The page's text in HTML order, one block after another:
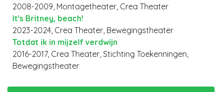
2008-2009, Montagetheater, Crea Theater
It's Britney, beach!
2023-2024, Crea Theater, Bewegingstheater
Totdat ik in mijzelf verdwijn
2016-2017, Crea Theater, Stichting Toekenningen,
Bewegingstheater